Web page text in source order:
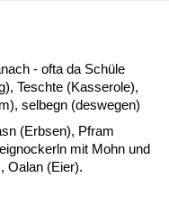
- ofta da Schüle
Teschte (Kasserole),
selbegn (deswegen)
(Erbsen), Pfram
mit Mohn und
Oalan (Eier).